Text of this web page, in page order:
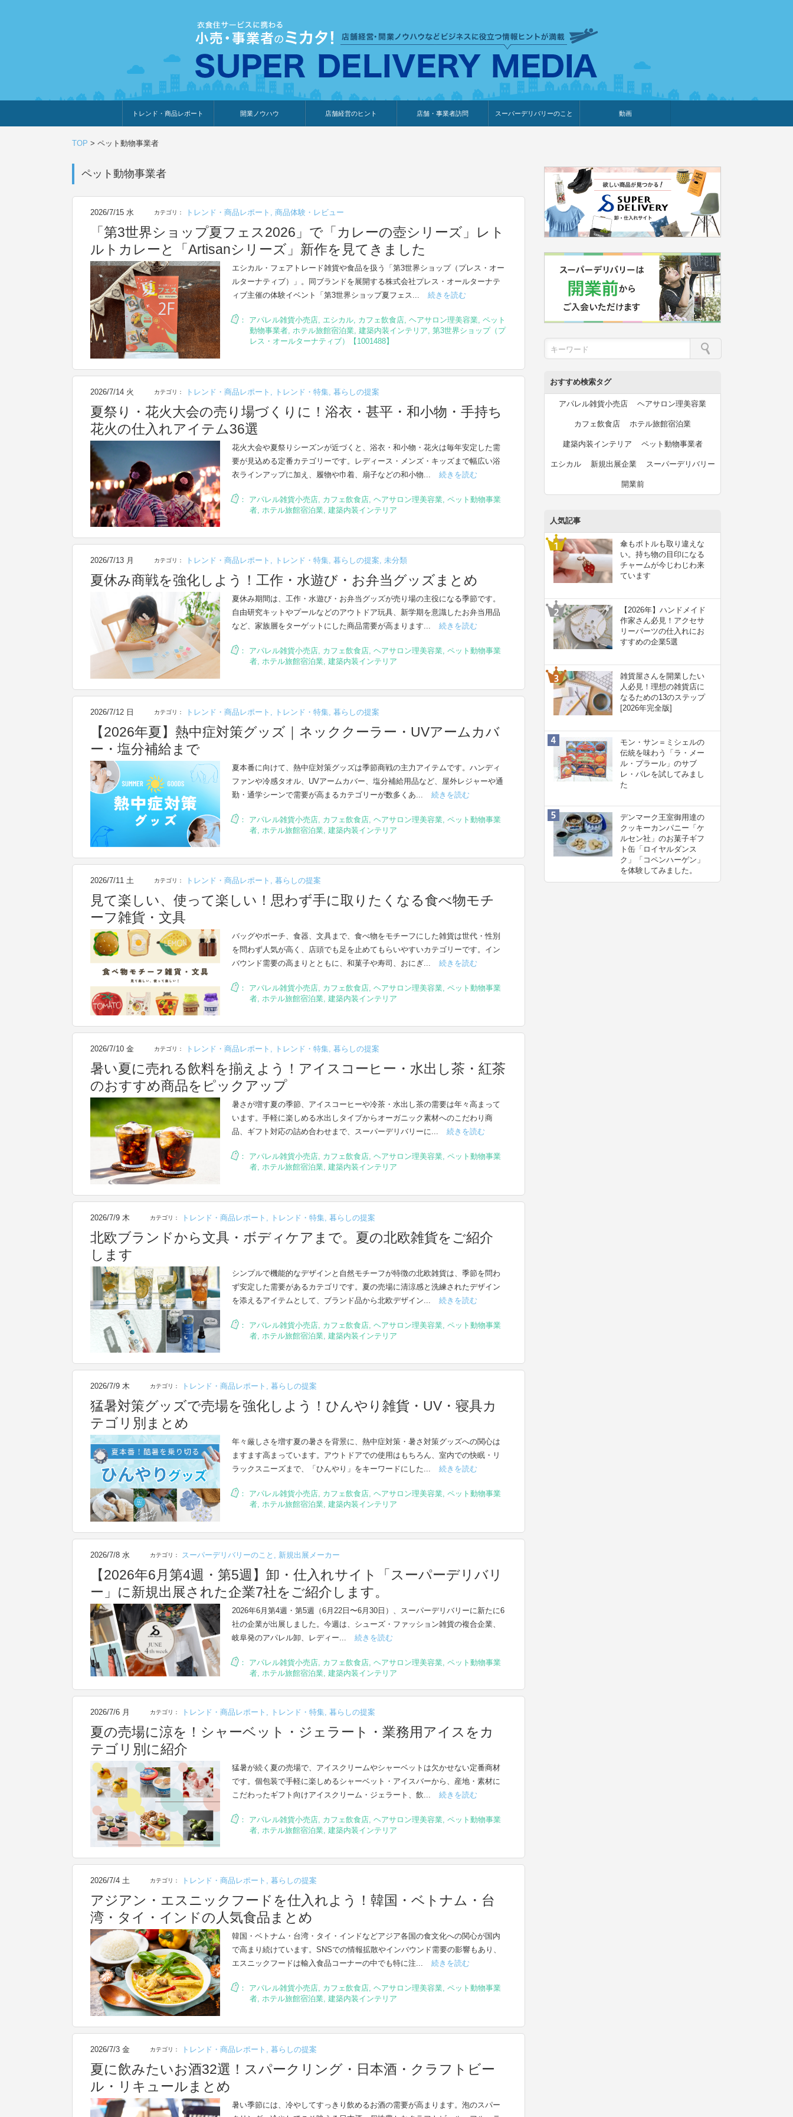
トレンド・商品レポート
トレンド・特集
人気ランキング
出展企業のおすすめ
商品体験・レビュー
暮らしの提案
開業ノウハウ 店舗経営のヒント 店舗・事業者訪問 スーパーデリバリーのこと 動画
TOP > ペット動物事業者
ペット動物事業者
2026/7/15 水 カテゴリ： トレンド・商品レポート , 商品体験・レビュー
「第3世界ショップ夏フェス2026」で「カレーの壺シリーズ」レト
ルトカレーと「Artisanシリーズ」新作を見てきました
エシカル・フェアトレード雑貨や食品を扱う「第3世界ショップ（プレス・オー
ルターナティブ）」。同ブランドを展開する株式会社プレス・オールターナテ
ィブ主催の体験イベント「第3世界ショップ夏フェス...
続きを読む
： アパレル雑貨小売店, エシカル, カフェ飲食店, ヘアサロン理美容業, ペット
動物事業者, ホテル旅館宿泊業, 建築内装インテリア, 第3世界ショップ（プ
レス・オールターナティブ）【1001488】
2026/7/14 火 カテゴリ： トレンド・商品レポート , トレンド・特集, 暮らしの提案
夏祭り・花火大会の売り場づくりに！浴衣・甚平・和小物・手持ち
花火の仕入れアイテム36選
花火大会や夏祭りシーズンが近づくと、浴衣・和小物・花火は毎年安定した需
要が見込める定番カテゴリーです。レディース・メンズ・キッズまで幅広い浴
衣ラインアップに加え、履物や巾着、扇子などの和小物...
続きを読む
： アパレル雑貨小売店, カフェ飲食店, ヘアサロン理美容業, ペット動物事業
者, ホテル旅館宿泊業, 建築内装インテリア
2026/7/13 月 カテゴリ： トレンド・商品レポート , トレンド・特集, 暮らしの提案, 未分類
夏休み商戦を強化しよう！工作・水遊び・お弁当グッズまとめ
夏休み期間は、工作・水遊び・お弁当グッズが売り場の主役になる季節です。
自由研究キットやプールなどのアウトドア玩具、新学期を意識したお弁当用品
など、家族層をターゲットにした商品需要が高まります...
続きを読む
： アパレル雑貨小売店, カフェ飲食店, ヘアサロン理美容業, ペット動物事業
者, ホテル旅館宿泊業, 建築内装インテリア
2026/7/12 日 カテゴリ： トレンド・商品レポート トレンド・特集 暮らしの提案
【2026年夏】熱中症対策グッズ｜ネッククーラー・UVアームカバ
ー・塩分補給まで
夏本番に向けて、熱中症対策グッズは季節商戦の主力アイテムです。ハンディ
ファンや冷感タオル、UVアームカバー、塩分補給用品など、屋外レジャーや通
勤・通学シーンで需要が高まるカテゴリーが数多くあ...
続きを読む
： アパレル雑貨小売店, カフェ飲食店, ヘアサロン理美容業 ペット動物事業
者 ホテル旅館宿泊業 建築内装インテリア
2026/7/11 土 カテゴリ： トレンド・商品レポート 暮らしの提案
見て楽しい、使って楽しい！思わず手に取りたくなる食べ物モチ
ーフ雑貨・文具
バッグやポーチ、食器、文具まで、食べ物をモチーフにした雑貨は世代・性別
を問わず人気が高く、店頭でも足を止めてもらいやすいカテゴリーです。イン
バウンド需要の高まりとともに、和菓子や寿司、おにぎ...
続きを読む
： アパレル雑貨小売店, カフェ飲食店, ヘアサロン理美容業 ペット動物事業
者 ホテル旅館宿泊業 建築内装インテリア
2026/7/10 金 カテゴリ： トレンド・商品レポート , トレンド・特集, 暮らしの提案
暑い夏に売れる飲料を揃えよう！アイスコーヒー・水出し茶・紅茶
のおすすめ商品をピックアップ
暑さが増す夏の季節、アイスコーヒーや冷茶・水出し茶の需要は年々高まって
います。手軽に楽しめる水出しタイプからオーガニック素材へのこだわり商
品、ギフト対応の詰め合わせまで、スーパーデリバリーに...
続きを読む
： アパレル雑貨小売店, カフェ飲食店, ヘアサロン理美容業, ペット動物事業
者, ホテル旅館宿泊業, 建築内装インテリア
2026/7/9 木 カテゴリ： トレンド・商品レポート トレンド・特集 暮らしの提案
北欧ブランドから文具・ボディケアまで。夏の北欧雑貨をご紹介
します
シンプルで機能的なデザインと自然モチーフが特徴の北欧雑貨は、季節を問わ
ず安定した需要があるカテゴリです。夏の売場に清涼感と洗練されたデザイン
を添えるアイテムとして、ブランド品から北欧デザイン...
続きを読む
： アパレル雑貨小売店, カフェ飲食店, ヘアサロン理美容業 ペット動物事業
者 ホテル旅館宿泊業 建築内装インテリア
2026/7/9 木 カテゴリ： トレンド・商品レポート , 暮らしの提案
猛暑対策グッズで売場を強化しよう！ひんやり雑貨・UV・寝具カ
テゴリ別まとめ
年々厳しさを増す夏の暑さを背景に、熱中症対策・暑さ対策グッズへの関心は
ますます高まっています。アウトドアでの使用はもちろん、室内での快眠・リ
ラックスニーズまで、「ひんやり」をキーワードにした...
続きを読む
： アパレル雑貨小売店, カフェ飲食店, ヘアサロン理美容業, ペット動物事業
者, ホテル旅館宿泊業, 建築内装インテリア
2026/7/8 水 カテゴリ： スーパーデリバリーのこと 新規出展メーカー
【2026年6月第4週・第5週】卸・仕入れサイト「スーパーデリバリ
ー」に新規出展された企業7社をご紹介します。
2026年6月第4週・第5週（6月22日〜6月30日）、スーパーデリバリーに新たに6
社の企業が出展しました。今週は、シューズ・ファッション雑貨の複合企業、
岐阜発のアパレル卸、レディー...
続きを読む
： アパレル雑貨小売店, カフェ飲食店, ヘアサロン理美容業 ペット動物事業
者 ホテル旅館宿泊業 建築内装インテリア
2026/7/6 月 カテゴリ： トレンド・商品レポート トレンド・特集 暮らしの提案
夏の売場に涼を！シャーベット・ジェラート・業務用アイスをカ
テゴリ別に紹介
猛暑が続く夏の売場で、アイスクリームやシャーベットは欠かせない定番商材
です。個包装で手軽に楽しめるシャーベット・アイスバーから、産地・素材に
こだわったギフト向けアイスクリーム・ジェラート、飲...
続きを読む
： アパレル雑貨小売店, カフェ飲食店, ヘアサロン理美容業 ペット動物事業
者 ホテル旅館宿泊業 建築内装インテリア
2026/7/4 土 カテゴリ： トレンド・商品レポート , 暮らしの提案
アジアン・エスニックフードを仕入れよう！韓国・ベトナム・台
湾・タイ・インドの人気食品まとめ
韓国・ベトナム・台湾・タイ・インドなどアジア各国の食文化への関心が国内
で高まり続けています。SNSでの情報拡散やインバウンド需要の影響もあり、
エスニックフードは輸入食品コーナーの中でも特に注...
続きを読む
： アパレル雑貨小売店, カフェ飲食店, ヘアサロン理美容業, ペット動物事業
者, ホテル旅館宿泊業, 建築内装インテリア
2026/7/3 金 カテゴリ： トレンド・商品レポート 暮らしの提案
夏に飲みたいお酒32選！スパークリング・日本酒・クラフトビー
ル・リキュールまとめ
暑い季節には、冷やしてすっきり飲めるお酒の需要が高まります。泡のスパー
おすすめ検索タグ
アパレル雑貨小売店 ヘアサロン理美容業
カフェ飲食店 ホテル旅館宿泊業
建築内装インテリア ペット動物事業者
エシカル 新規出展企業 スーパーデリバリー
開業前
人気記事
傘もボトルも取り違えな
い。持ち物の目印になる
チャームが今じわじわ来
ています
【2026年】ハンドメイド
作家さん必見！アクセサ
リーパーツの仕入れにお
すすめの企業5選
雑貨屋さんを開業したい
人必見！理想の雑貨店に
なるための13のステップ
[2026年完全版]
モン・サン＝ミシェルの
伝統を味わう「ラ・メー
ル・プラール」のサブ
レ・パレを試してみまし
た
デンマーク王室御用達の
クッキーカンパニー「ケ
ルセン社」のお菓子ギフ
ト缶「ロイヤルダンス
ク」「コペンハーゲン」
を体験してみました。